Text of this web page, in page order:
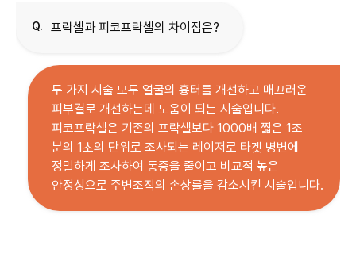
Q. 프락셀과 피코프락셀의 차이점은?
두 가지 시술 모두 얼굴의 흉터를 개선하고 매끄러운
피부결로 개선하는데 도움이 되는 시술입니다.
피코프락셀은 기존의 프락셀보다 1000배 짧은 1조
분의 1초의 단위로 조사되는 레이저로 타겟 병변에
정밀하게 조사하여 통증을 줄이고 비교적 높은
안정성으로 주변조직의 손상률을 감소시킨 시술입니다.